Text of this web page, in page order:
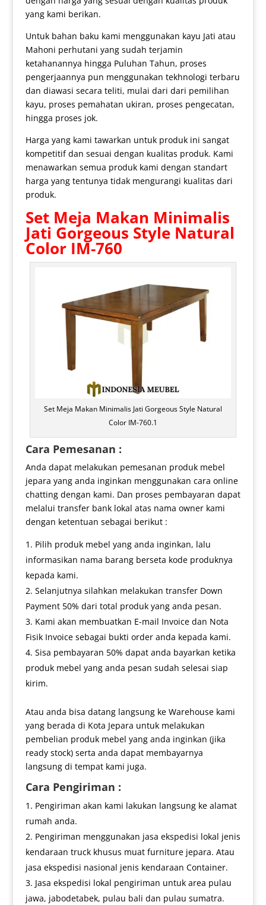
yang kami berikan.
Untuk bahan baku kami menggunakan kayu Jati atau
Mahoni perhutani yang sudah terjamin
ketahanannya hingga Puluhan Tahun, proses
pengerjaannya pun menggunakan tekhnologi terbaru
dan diawasi secara teliti, mulai dari dari pemilihan
kayu, proses pemahatan ukiran, proses pengecatan,
hingga proses jok.
Harga yang kami tawarkan untuk produk ini sangat
kompetitif dan sesuai dengan kualitas produk. Kami
menawarkan semua produk kami dengan standart
harga yang tentunya tidak mengurangi kualitas dari
produk.
Set Meja Makan Minimalis
Jati Gorgeous Style Natural
Color IM-760
Set Meja Makan Minimalis Jati Gorgeous Style Natural
Color IM-760.1
Cara Pemesanan :
Anda dapat melakukan pemesanan produk mebel
jepara yang anda inginkan menggunakan cara online
chatting dengan kami. Dan proses pembayaran dapat
melalui transfer bank lokal atas nama owner kami
dengan ketentuan sebagai berikut :
Pilih produk mebel yang anda inginkan, lalu
informasikan nama barang berseta kode produknya
kepada kami.
Selanjutnya silahkan melakukan transfer Down
Payment 50% dari total produk yang anda pesan.
Kami akan membuatkan E-mail Invoice dan Nota
Fisik Invoice sebagai bukti order anda kepada kami.
Sisa pembayaran 50% dapat anda bayarkan ketika
produk mebel yang anda pesan sudah selesai siap
kirim.
Atau anda bisa datang langsung ke Warehouse kami
yang berada di Kota Jepara untuk melakukan
pembelian produk mebel yang anda inginkan (jika
ready stock) serta anda dapat membayarnya
langsung di tempat kami juga.
Cara Pengiriman :
Pengiriman akan kami lakukan langsung ke alamat
rumah anda.
Pengiriman menggunakan jasa ekspedisi lokal jenis
kendaraan truck khusus muat furniture jepara. Atau
jasa ekspedisi nasional jenis kendaraan Container.
Jasa ekspedisi lokal pengiriman untuk area pulau
jawa, jabodetabek, pulau bali dan pulau sumatra.